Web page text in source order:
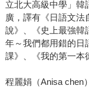
立北大高級中學」韓
廣，譯有《日語文法
說》、《史上最強韓
年～我們都用錯的日
課》、《我的第一本
程麗娟（Anisa chen）